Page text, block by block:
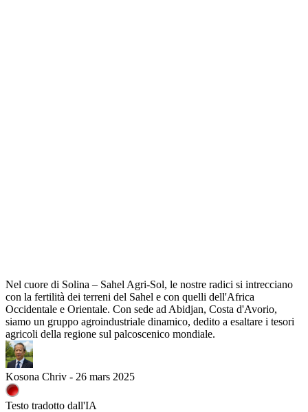
Nel cuore di Solina – Sahel Agri-Sol, le nostre radici si intrecciano
con la fertilità dei terreni del Sahel e con quelli dell'Africa
Occidentale e Orientale. Con sede ad Abidjan, Costa d'Avorio,
siamo un gruppo agroindustriale dinamico, dedito a esaltare i tesori
agricoli della regione sul palcoscenico mondiale.
Kosona Chriv - 26 mars 2025
Testo tradotto dall'IA